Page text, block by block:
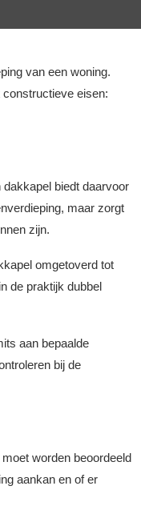
van een woning.
eisen:
biedt daarvoor
maar zorgt
zijn.
omgetoverd tot
de praktijk dubbel
aan bepaalde
bij de
worden beoordeeld
aankan en of er